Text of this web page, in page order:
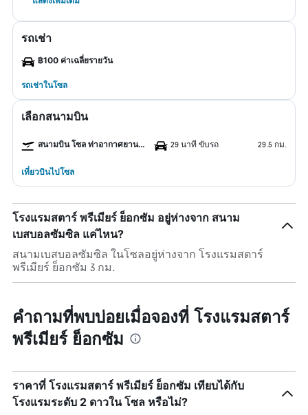
รถเช่า
฿100 ค่าเฉลี่ยรายวัน
รถเช่าในโซล
เลือกสนามบิน
สนามบิน โซล ท่าอากาศยานนานาชาติคิมโพ 29 นาที ขับรถ 29.5 กม.
เที่ยวบินไปโซล
โรงแรมสตาร์ พรีเมียร์ ย็อกซัม อยู่ห่างจาก สนาม
เบสบอลซัมซิล แค่ไหน?
สนามเบสบอลซัมซิล ในโซลอยู่ห่างจาก โรงแรมสตาร์
พรีเมียร์ ย็อกซัม 3 กม.
คำถามที่พบบ่อยเมื่อจองที่ โรงแรมสตาร์
พรีเมียร์ ย็อกซัม
ราคาที่ โรงแรมสตาร์ พรีเมียร์ ย็อกซัม เทียบได้กับ
โรงแรมระดับ 2 ดาวใน โซล หรือไม่?